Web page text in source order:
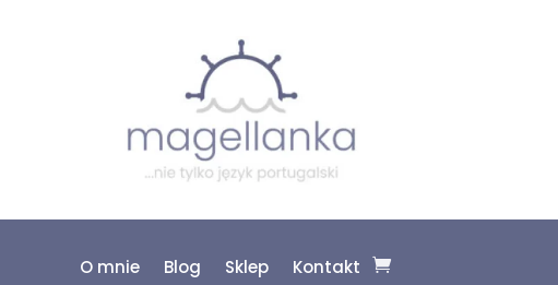
O mnie Blog Sklep Kontakt